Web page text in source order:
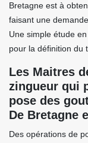
Bretagne est à
faisant une
Une simple étude
pour la définition du
Les Maitres
zingueur qui
pose des
De Bretagne
Des opérations de